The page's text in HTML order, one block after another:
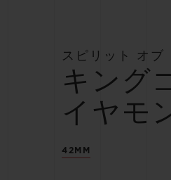
スピリット オブ
キング
イヤモ
42MM